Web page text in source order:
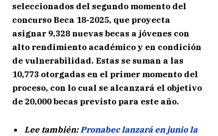
seleccionados del segundo momento del
concurso Beca 18-2025, que proyecta
asignar 9,328 nuevas becas a jóvenes con
alto rendimiento académico y en condición
de vulnerabilidad. Estas se suman a las
10,773 otorgadas en el primer momento del
proceso, con lo cual se alcanzará el objetivo
de 20,000 becas previsto para este año.
Lee también:Pronabec lanzará en junio la